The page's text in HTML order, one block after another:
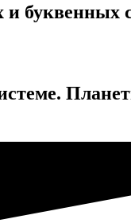
буквенных